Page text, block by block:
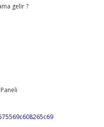
gelir ?